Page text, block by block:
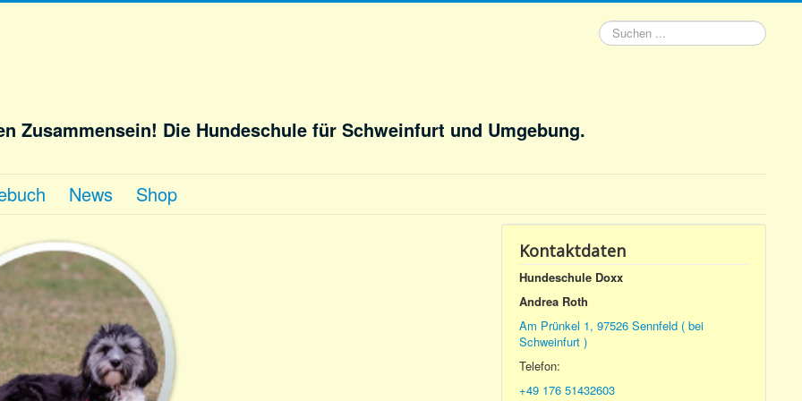
Zusammensein! Die Hundeschule für Schweinfurt und Umgebung.
Suchen
...
News Shop
Kontaktdaten
Hundeschule Doxx
Andrea Roth
Am Prünkel 1, 97526 Sennfeld ( bei
Schweinfurt )
Telefon:
+49 176 51432603